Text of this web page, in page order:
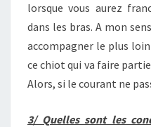
lorsque vous aurez
dans les bras. A mon
accompagner le plus
ce chiot qui va faire
Alors, si le courant ne
3/ Quelles sont les